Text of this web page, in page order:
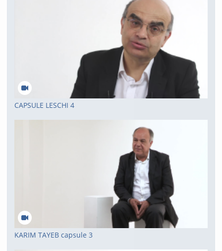
CAPSULE LESCHI 4
KARIM TAYEB capsule 3